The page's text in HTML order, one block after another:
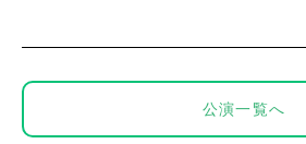
公演一覧へ